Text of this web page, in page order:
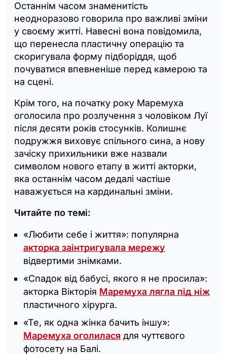
Останнім часом знаменитість
неодноразово говорила про важливі зміни
у своєму житті. Навесні вона повідомила,
що перенесла пластичну операцію та
скоригувала форму підборіддя, щоб
почуватися впевненіше перед камерою та
на сцені.
Крім того, на початку року Маремуха
оголосила про розлучення з чоловіком Луї
після десяти років стосунків. Колишнє
подружжя виховує спільного сина, а нову
зачіску прихильники вже назвали
символом нового етапу в житті акторки,
яка останнім часом дедалі частіше
наважується на кардинальні зміни.
Читайте по темі:
«Любити себе і життя»: популярна
акторка заінтригувала мережу
відвертими знімками.
«Спадок від бабусі, якого я не просила»:
акторка Вікторія Маремуха лягла під ніж
пластичного хірурга.
«Те, як одна жінка бачить іншу»:
Маремуха оголилася для чуттєвого
фотосету на Балі.